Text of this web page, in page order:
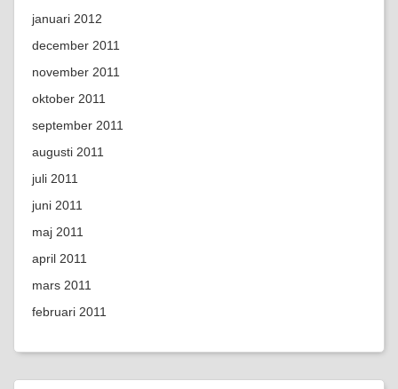
januari 2012
december 2011
november 2011
oktober 2011
september 2011
augusti 2011
juli 2011
juni 2011
maj 2011
april 2011
mars 2011
februari 2011